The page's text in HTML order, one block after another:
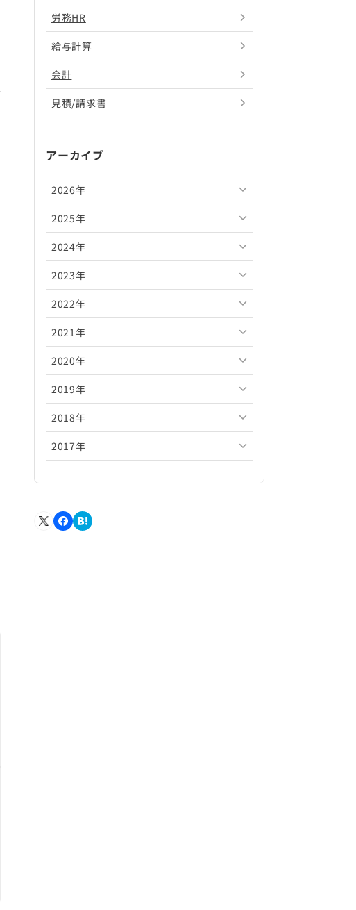
労務HR
給与計算
会計
見積/請求書
アーカイブ
2026年
2026年8月
2026年7月
2026年6月
2026年5月
2026年4月
2026年3月
2026年2月
2026年1月
2025年
2025年12月
2025年11月
2025年10月
2025年9月
2025年8月
2025年7月
2025年6月
2025年5月
2025年2月
2024年
2024年12月
2024年11月
2024年10月
2024年9月
2024年8月
2024年7月
2024年6月
2024年3月
2023年
2023年12月
2023年11月
2023年10月
2023年9月
2023年8月
2023年7月
2023年4月
2022年
2022年12月
2022年11月
2022年10月
2022年9月
2022年8月
2022年5月
2021年
2021年12月
2021年11月
2021年10月
2021年9月
2021年6月
2020年
2020年12月
2020年11月
2020年10月
2020年7月
2019年
2019年12月
2019年11月
2019年8月
2018年
2018年12月
2018年9月
2017年
2017年10月